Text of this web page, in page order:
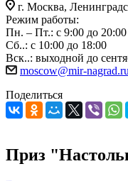
г. Москва,
Режим работы:
Пн. – Пт.: с 9:00 до 20:00
Сб..: с 10:00 до 18:00
Вск..: выходной до
moscow@mir-nagrad.ru
Поделиться
Приз